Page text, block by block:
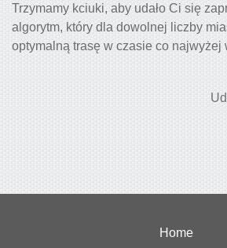
Trzymamy kciuki, aby udało Ci się
algorytm, który dla dowolnej liczby
optymalną trasę w czasie co najwyżej
Home